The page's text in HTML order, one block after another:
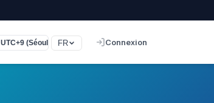
UTC+9 (Séoul, Tokyo)
FR Connexion